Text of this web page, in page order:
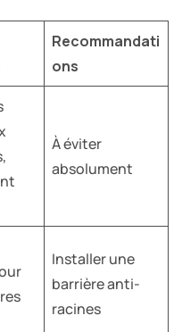
Recommandati
ons
À éviter
absolument
Installer une
barrière anti-
racines